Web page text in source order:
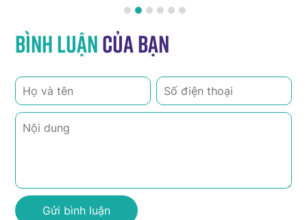
Bình luậncủa bạn